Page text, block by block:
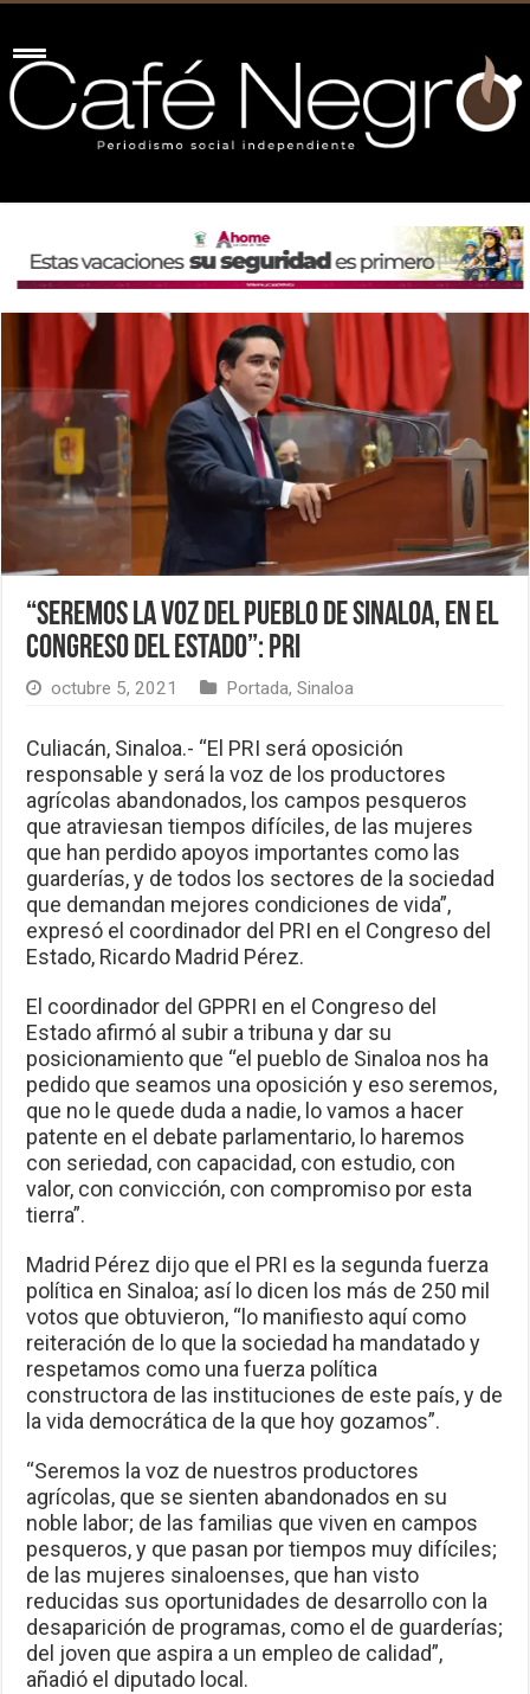
“Seremos la voz del pueblo de Sinaloa, en el
Congreso del Estado”: PRI
octubre 5, 2021 Portada,Sinaloa
Culiacán, Sinaloa.- “El PRI será oposición
responsable y será la voz de los productores
agrícolas abandonados, los campos pesqueros
que atraviesan tiempos difíciles, de las mujeres
que han perdido apoyos importantes como las
guarderías, y de todos los sectores de la sociedad
que demandan mejores condiciones de vida”,
expresó el coordinador del PRI en el Congreso del
Estado, Ricardo Madrid Pérez.
El coordinador del GPPRI en el Congreso del
Estado afirmó al subir a tribuna y dar su
posicionamiento que “el pueblo de Sinaloa nos ha
pedido que seamos una oposición y eso seremos,
que no le quede duda a nadie, lo vamos a hacer
patente en el debate parlamentario, lo haremos
con seriedad, con capacidad, con estudio, con
valor, con convicción, con compromiso por esta
tierra”.
Madrid Pérez dijo que el PRI es la segunda fuerza
política en Sinaloa; así lo dicen los más de 250 mil
votos que obtuvieron, “lo manifiesto aquí como
reiteración de lo que la sociedad ha mandatado y
respetamos como una fuerza política
constructora de las instituciones de este país, y de
la vida democrática de la que hoy gozamos”.
“Seremos la voz de nuestros productores
agrícolas, que se sienten abandonados en su
noble labor; de las familias que viven en campos
pesqueros, y que pasan por tiempos muy difíciles;
de las mujeres sinaloenses, que han visto
reducidas sus oportunidades de desarrollo con la
desaparición de programas, como el de guarderías;
del joven que aspira a un empleo de calidad”,
añadió el diputado local.